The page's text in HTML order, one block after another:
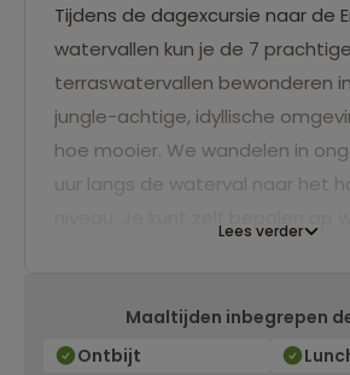
Tijdens de dagexcursie naar de
watervallen kun je de 7 prachtige
terraswatervallen bewonderen
jungle-achtige, idyllische
hoe mooier. We wandelen in
uur langs de waterval naar het
waar we de rest van de middag
besteding hebben.
Lees verder
Maaltijden inbegrepen
Ontbijt